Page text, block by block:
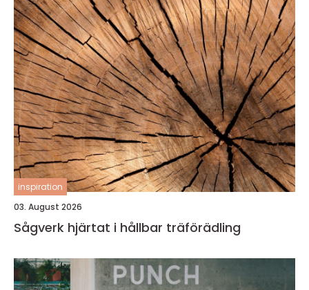
inspiration
03. August 2026
Sågverk hjärtat i hållbar träförädling